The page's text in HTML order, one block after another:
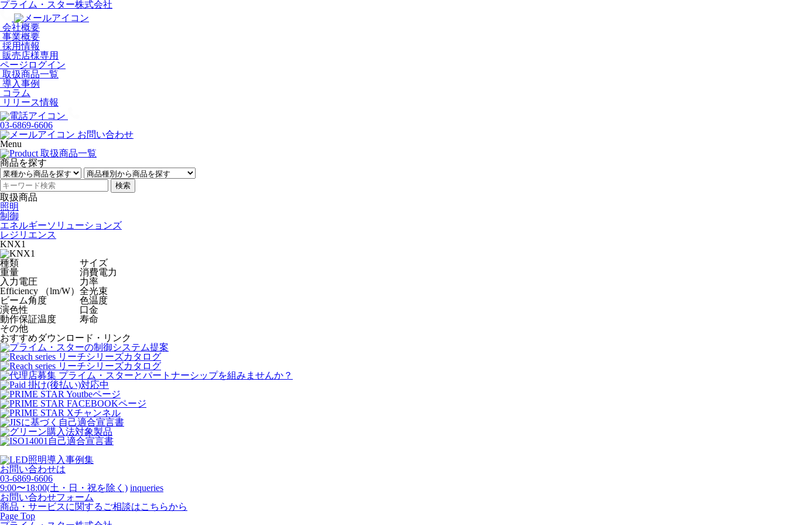
プライム・スター株式会社
会社概要
事業概要
採用情報
販売店様専用
ページログイン
取扱商品一覧
導入事例
コラム
リリース情報
03-6869-6606
お問い合わせ
Menu
商品を探す
検索
取扱商品
照明
制御
エネルギーソリューションズ
レジリエンス
KNX1
種類
サイズ
重量
消費電力
入力電圧
力率
Efficiency （lm/W） 全光束
ビーム角度
色温度
演色性
口金
動作保証温度
寿命
その他
おすすめダウンロード・リンク
お問い合わせは
03-6869-6606
9:00〜18:00(土・日・祝を除く) inqueries
お問い合わせフォーム
商品・サービスに関するご相談はこちらから
Page Top